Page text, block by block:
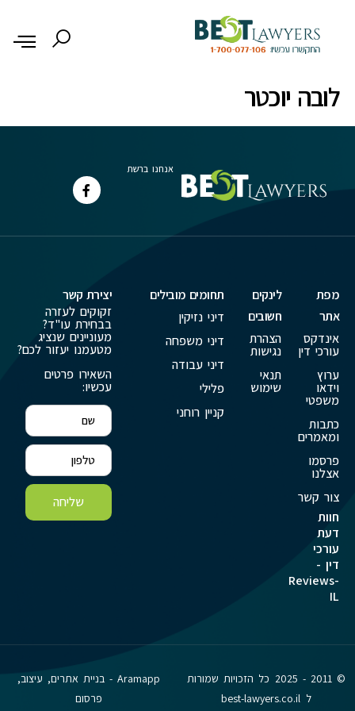
לובה יוכטר
אנחנו ברשת
מפת
אתר
אינדקס
עורכי דין
ערוץ
וידאו
משפטי
כתבות
ומאמרים
פרסמו
אצלנו
צור קשר
חוות
דעת
עורכי
דין -
Reviews-
IL
לינקים
חשובים
הצהרת
נגישות
תנאי
שימוש
תחומים מובילים
דיני נזיקין
דיני משפחה
דיני עבודה
פלילי
קניין רוחני
יצירת קשר
זקוקים לעזרה
בבחירת עו"ד?
מעוניינים שנציג
מטעמנו יעזור לכם?
השאירו פרטים
עכשיו:
שליחה
© 2011 - 2025 כל הזכויות שמורות
ל best-lawyers.co.il
Aramapp - בניית אתרים, עיצוב,
פרסום